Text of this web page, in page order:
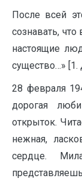
После всей
сознавать,
настоящие
существо…» [1.
28 февраля
дорогая
открыток.
нежная,
сердце.